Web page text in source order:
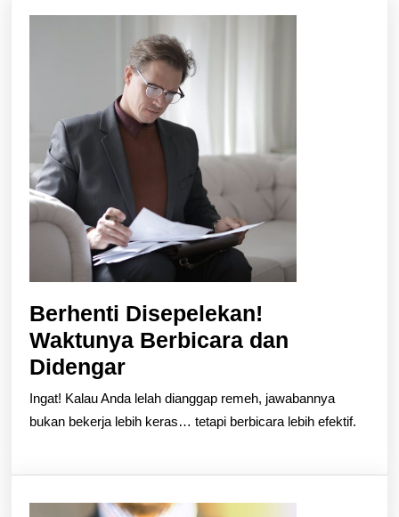
Berhenti Disepelekan!
Waktunya Berbicara dan
DidengarBerhenti
Disepelekan!
Waktunya
dan
Didengar
Ingat! Kalau Anda lelah dianggap remeh, jawabannya
bukan bekerja lebih keras… tetapi berbicara lebih efektif.